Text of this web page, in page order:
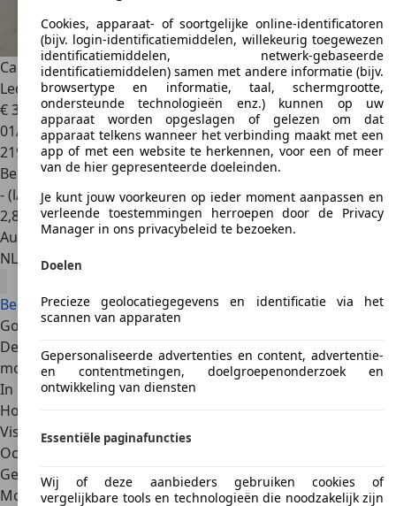
Cadillac CTS2.6 V6 Sport Luxury Airco, Leder,Trekhaak,
Leder A
€ 3.750
01/2005
219.978 km
Benzine
- (l/100 km)
2,8
Autobedrijf
NL 2371 BPRoelofarendsveen
Bekijk alle Cadillac CTS aanbiedingen
Goede redenen
De Cadillac CTS biedt veel rijplezier dankzij krachtige
motoren.
In het interieur wacht alle inzittenden veel ruimte.
Hogere uitrustingslijnen bieden enorme luxe.
Visueel maakt de sedan indruk met zijn moderne design.
Occasions kunnen vaak zeer goedkoop worden gekocht.
Gegevens
Motoren
Cookies, apparaat- of soortgelijke online-identificatoren
(bijv. login-identificatiemiddelen, willekeurig toegewezen
identificatiemiddelen, netwerk-gebaseerde
identificatiemiddelen) samen met andere informatie (bijv.
browsertype en informatie, taal, schermgrootte,
ondersteunde technologieën enz.) kunnen op uw
apparaat worden opgeslagen of gelezen om dat
apparaat telkens wanneer het verbinding maakt met een
app of met een website te herkennen, voor een of meer
van de hier gepresenteerde doeleinden.
Je kunt jouw voorkeuren op ieder moment aanpassen en
verleende toestemmingen herroepen door de Privacy
Manager in ons privacybeleid te bezoeken.
Doelen
Precieze geolocatiegegevens en identificatie via het
scannen van apparaten
Gepersonaliseerde advertenties en content, advertentie-
en contentmetingen, doelgroepenonderzoek en
ontwikkeling van diensten
Essentiële paginafuncties
Wij of deze aanbieders gebruiken cookies of
vergelijkbare tools en technologieën die noodzakelijk zijn